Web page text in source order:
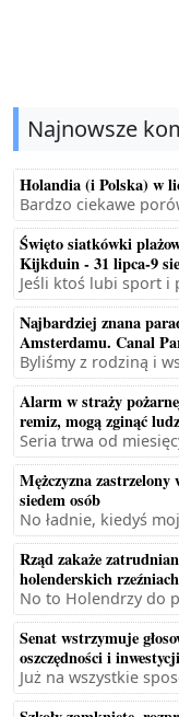
Najnowsze
Holandia (i Polska) w
Bardzo ciekawe
Święto siatkówki
Kijkduin - 31 lipca-9
Jeśli ktoś lubi sport i
Najbardziej znana
Amsterdamu. Canal
Byliśmy z rodziną i
Alarm w straży
remiz, mogą zginąć
Seria trwa od
Mężczyzna
siedem osób
No ładnie, kiedyś
Rząd zakaże
holenderskich
No to Holendrzy do
Senat wstrzymuje
oszczędności i
Już na wszystkie